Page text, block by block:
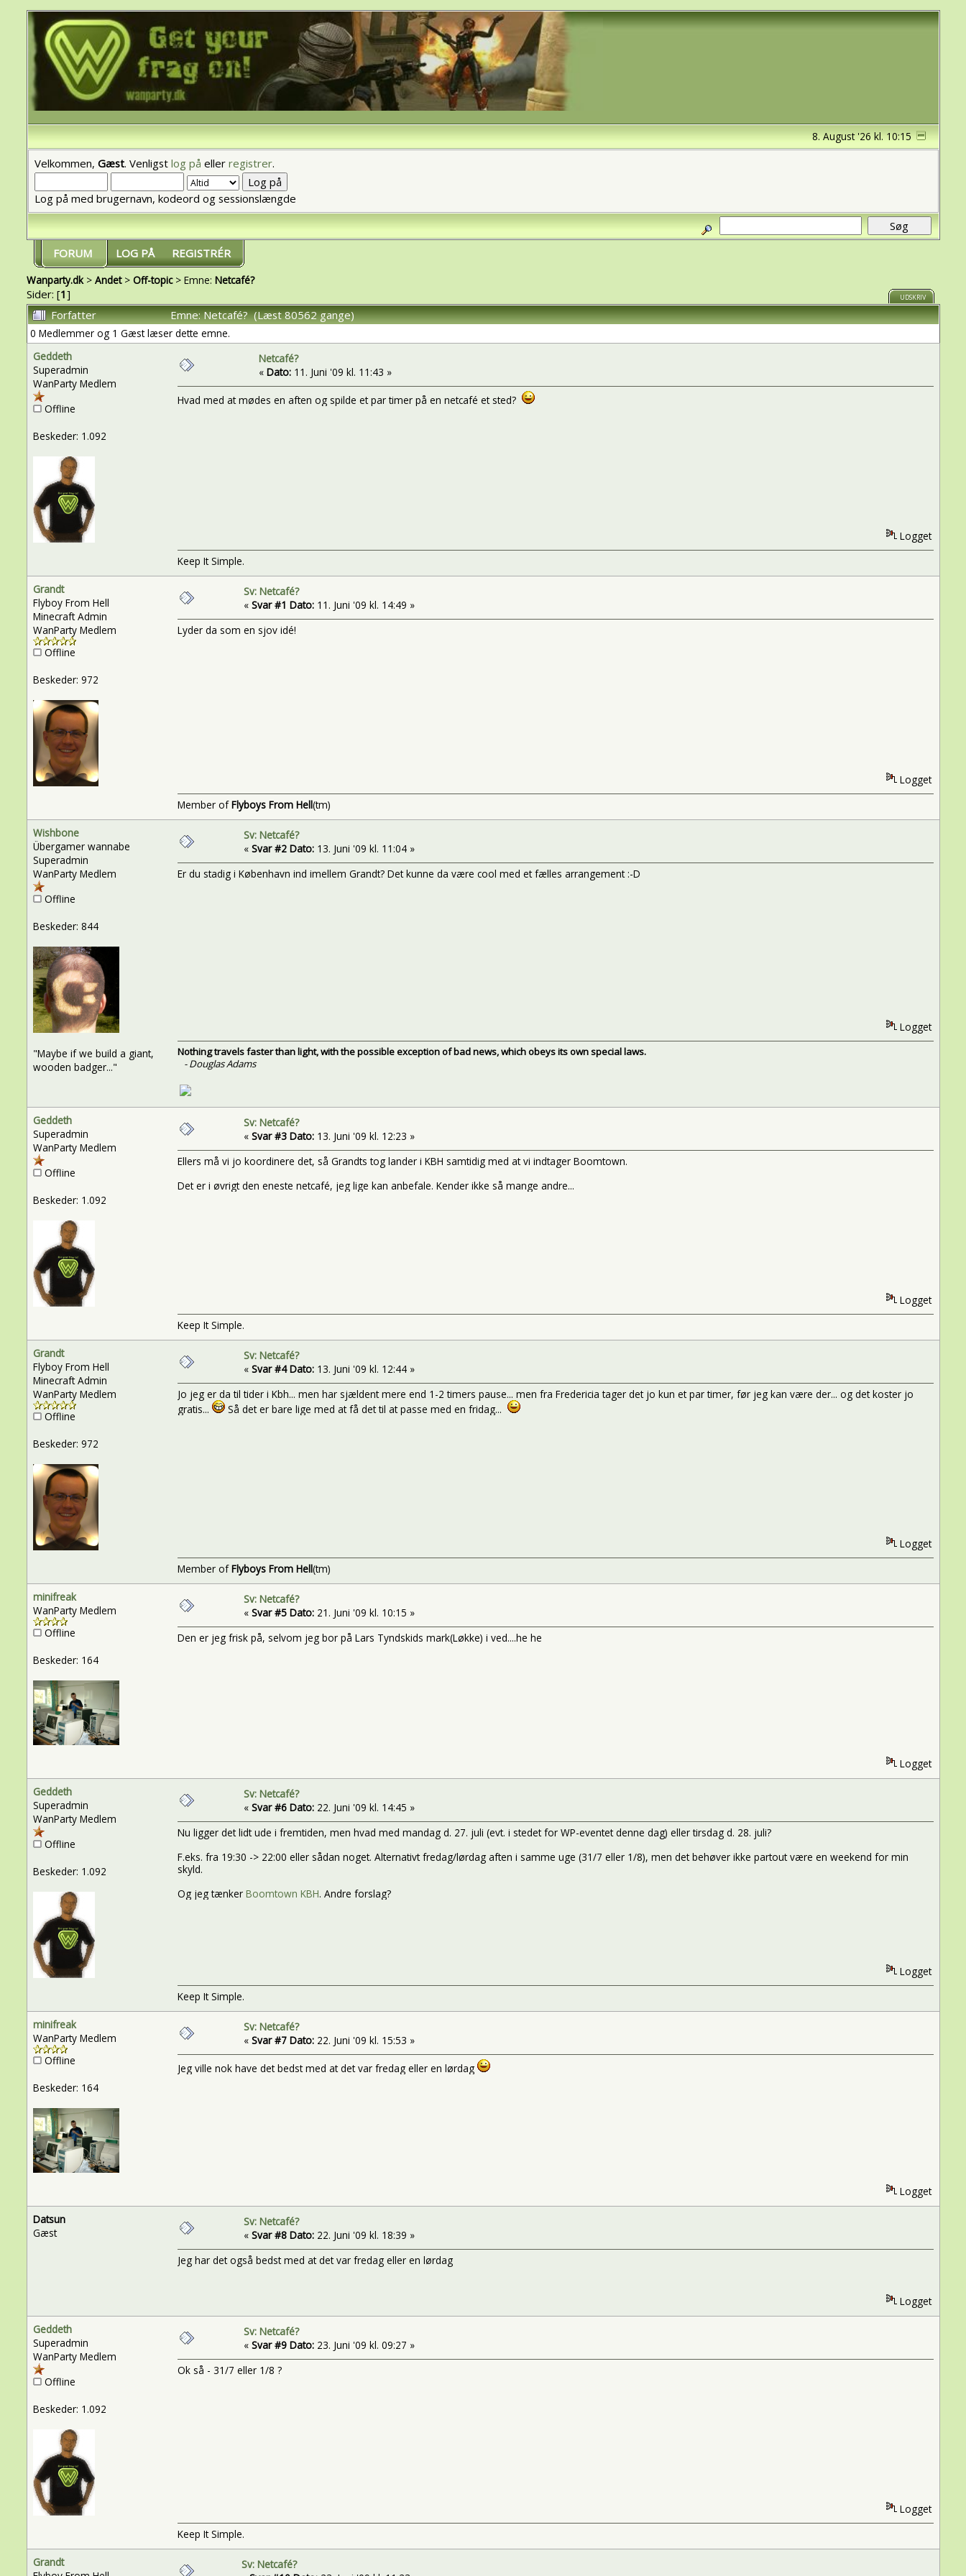
8. August '26 kl. 10:15
Velkommen, Gæst. Venligst log på eller registrer.
Log på med brugernavn, kodeord og sessionslængde
FORUM LOG PÅ REGISTRÉR
Wanparty.dk> Andet> Off-topic> Emne: Netcafé?
Sider: [1] UDSKRIV
Forfatter Emne: Netcafé? (Læst 80562 gange)
0 Medlemmer og 1 Gæst læser dette emne.
Geddeth
Superadmin
WanParty Medlem
Offline
Beskeder: 1.092
Netcafé?
« Dato:11. Juni '09 kl. 11:43 »
Hvad med at mødes en aften og spilde et par timer på en netcafé et sted?
Logget
Keep It Simple.
Grandt
Flyboy From Hell
Minecraft Admin
WanParty Medlem
Offline
Beskeder: 972
Sv: Netcafé?
« Svar #1 Dato:11. Juni '09 kl. 14:49 »
Lyder da som en sjov idé!
Logget
Member ofFlyboys From Hell(tm)
Wishbone
Übergamer wannabe
Superadmin
WanParty Medlem
Offline
Beskeder: 844
"Maybe if we build a giant,
wooden badger..."
Sv: Netcafé?
« Svar #2 Dato:13. Juni '09 kl. 11:04 »
Er du stadig i København ind imellem Grandt? Det kunne da være cool med et fælles arrangement :-D
Logget
Nothing travels faster than light, with the possible exception of bad news, which obeys its own special laws.
- Douglas Adams
Geddeth
Superadmin
WanParty Medlem
Offline
Beskeder: 1.092
Sv: Netcafé?
« Svar #3 Dato:13. Juni '09 kl. 12:23 »
Ellers må vi jo koordinere det, så Grandts tog lander i KBH samtidig med at vi indtager Boomtown.
Det er i øvrigt den eneste netcafé, jeg lige kan anbefale. Kender ikke så mange andre...
Logget
Keep It Simple.
Grandt
Flyboy From Hell
Minecraft Admin
WanParty Medlem
Offline
Beskeder: 972
Sv: Netcafé?
« Svar #4 Dato:13. Juni '09 kl. 12:44 »
Jo jeg er da til tider i Kbh... men har sjældent mere end 1-2 timers pause... men fra Fredericia tager det jo kun et par timer, før jeg kan være der... og det koster jo
gratis...
Så det er bare lige med at få det til at passe med en fridag...
Logget
Member ofFlyboys From Hell(tm)
minifreak
WanParty Medlem
Offline
Beskeder: 164
Sv: Netcafé?
« Svar #5 Dato:21. Juni '09 kl. 10:15 »
Den er jeg frisk på, selvom jeg bor på Lars Tyndskids mark(Løkke) i ved....he he
Logget
Geddeth
Superadmin
WanParty Medlem
Offline
Beskeder: 1.092
Sv: Netcafé?
« Svar #6 Dato:22. Juni '09 kl. 14:45 »
Nu ligger det lidt ude i fremtiden, men hvad med mandag d. 27. juli (evt. i stedet for WP-eventet denne dag) eller tirsdag d. 28. juli?
F.eks. fra 19:30 -> 22:00 eller sådan noget. Alternativt fredag/lørdag aften i samme uge (31/7 eller 1/8), men det behøver ikke partout være en weekend for min
skyld.
Og jeg tænker Boomtown KBH. Andre forslag?
Logget
Keep It Simple.
minifreak
WanParty Medlem
Offline
Beskeder: 164
Sv: Netcafé?
« Svar #7 Dato:22. Juni '09 kl. 15:53 »
Jeg ville nok have det bedst med at det var fredag eller en lørdag
Logget
Datsun
Gæst
Sv: Netcafé?
« Svar #8 Dato:22. Juni '09 kl. 18:39 »
Jeg har det også bedst med at det var fredag eller en lørdag
Logget
Geddeth
Superadmin
WanParty Medlem
Offline
Beskeder: 1.092
Sv: Netcafé?
« Svar #9 Dato:23. Juni '09 kl. 09:27 »
Ok så - 31/7 eller 1/8 ?
Logget
Keep It Simple.
Grandt
Sv: Netcafé?